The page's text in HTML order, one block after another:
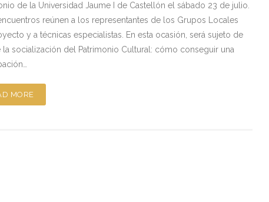
de la Universidad Jaume I de Castellón el sábado 23 de julio.
reúnen a los representantes de los Grupos Locales
y a técnicas especialistas. En esta ocasión, será sujeto de
la socialización del Patrimonio Cultural: cómo conseguir una
MORE